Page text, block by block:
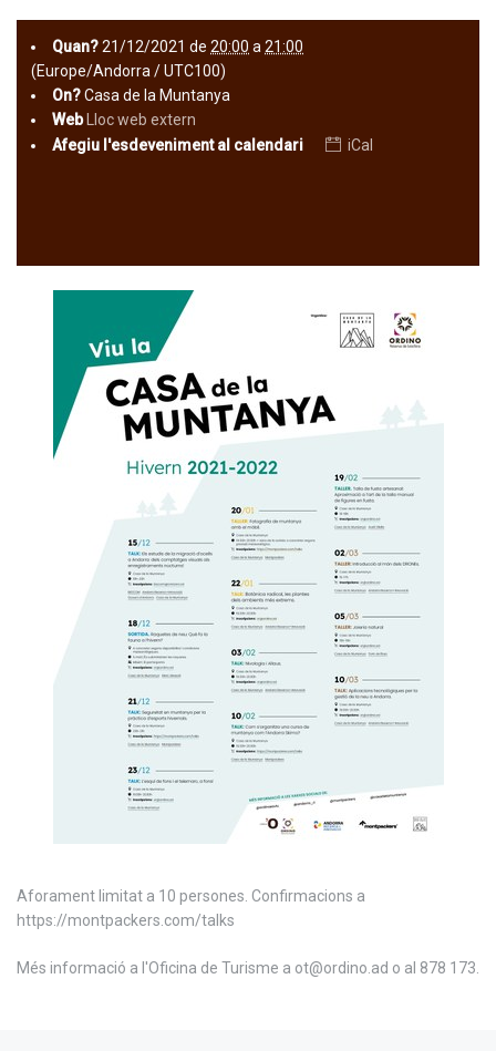
Quan?21/12/2021 de 20:00 a 21:00
(Europe/Andorra / UTC100)
On?Casa de la Muntanya
Web
Lloc web extern
Afegiu l'esdeveniment al calendari
iCal
Aforament limitat a 10 persones. Confirmacions a
https://montpackers.com/talks
Més informació a l'Oficina de Turisme a ot@ordino.ad o al 878 173.